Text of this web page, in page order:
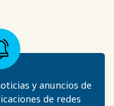
y anuncios de
de redes